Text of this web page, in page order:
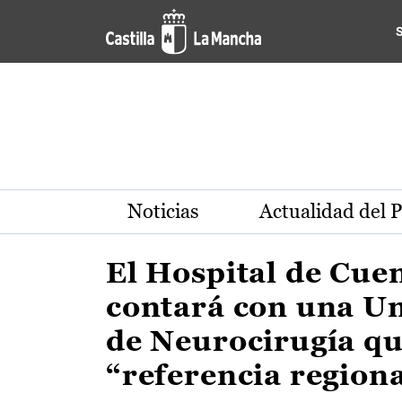
Pasar al contenido principal
Actualidad de la región de
Noticias Actualidad del
El Hospital de
contará con una
de Neurocirugía
“referencia